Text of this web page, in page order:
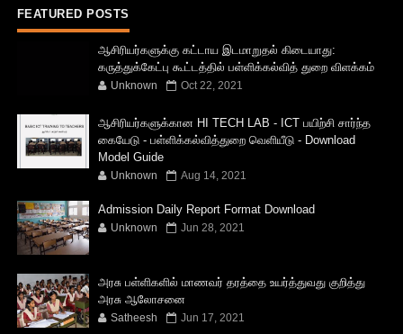
FEATURED POSTS
ஆசிரியர்களுக்கு கட்டாய இடமாறுதல் கிடையாது:
கருத்துக்கேட்பு கூட்டத்தில் பள்ளிக்கல்வித் துறை விளக்கம்
Unknown Oct 22, 2021
ஆசிரியர்களுக்கான HI TECH LAB - ICT பயிற்சி சார்ந்த
கையேடு - பள்ளிக்கல்வித்துறை வெளியீடு - Download
Model Guide
Unknown Aug 14, 2021
Admission Daily Report Format Download
Unknown Jun 28, 2021
அரசு பள்ளிகளில் மாணவர் தரத்தை உயர்த்துவது குறித்து
அரசு ஆலோசனை
Satheesh Jun 17, 2021